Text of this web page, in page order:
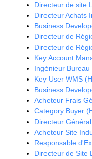
Directeur de site
Directeur Achats
Business
Directeur de
Directeur de
Key Account
Ingénieur
Key User WMS
Business
Acheteur Frais
Category Buyer
Directeur
Acheteur Site
Responsable
Directeur de Site